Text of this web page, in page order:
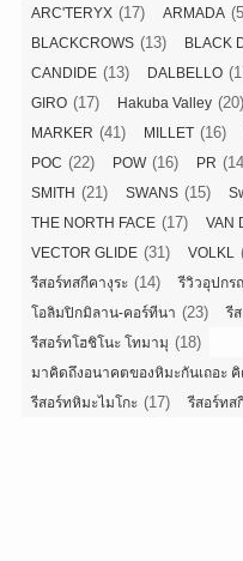
ARC'TERYX (17) ARMADA
BLACKCROWS (13) BLACK
CANDIDE (13) DALBELLO
GIRO (17) Hakuba Valley (20)
MARKER (41) MILLET (16)
POC (22) POW(16) PR
SMITH (21) SWANS (15)
THE NORTH FACE (17) VAN
VECTOR GLIDE (31) VOLKL
รีสอร์ทสกีคางุระ (14) รีวิวอุปกร
โอลิมปิกมิลาน-คอร์ทีนา (23) รี
รีสอร์ทโฮชิโนะ โทมามุ (18)
มาคิดถึงอนาคตของหิมะกันเถอะ
รีสอร์ทหิมะไมโกะ (17) รีสอร์ทส